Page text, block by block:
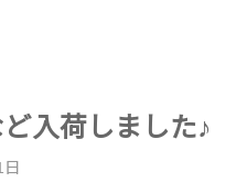
入荷しました♪